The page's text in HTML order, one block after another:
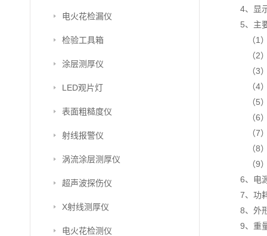
电火花检漏仪
检验工具箱
涂层测厚仪
LED观片灯
表面粗糙度仪
射线报警仪
涡流涂层测厚仪
超声波探伤仪
X射线测厚仪
电火花检测仪
4、显
5、主
（1
（2
（3
（4
（5
（6
（7
（8
（9
6、
7、
8、外
9、